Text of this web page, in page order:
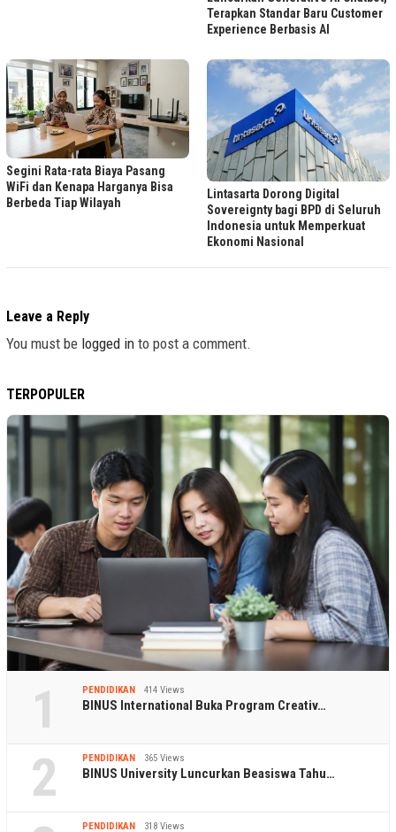
Terapkan Standar Baru Customer
Experience Berbasis AI
Segini Rata-rata Biaya Pasang
WiFi dan Kenapa Harganya Bisa
Berbeda Tiap Wilayah
Lintasarta Dorong Digital
Sovereignty bagi BPD di Seluruh
Indonesia untuk Memperkuat
Ekonomi Nasional
Leave a Reply
You must be logged in to post a comment.
TERPOPULER
1 PENDIDIKAN 414 Views
BINUS International Buka Program Creativ…
2 PENDIDIKAN 365 Views
BINUS University Luncurkan Beasiswa Tahu…
PENDIDIKAN 318 Views